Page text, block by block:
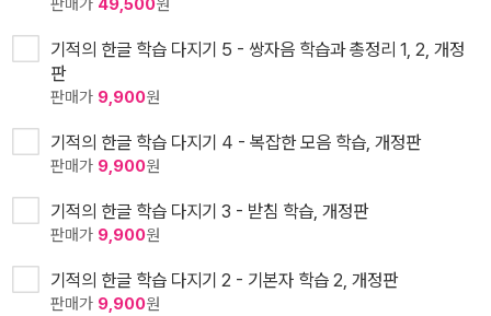
판매가 49,500원
기적의 한글 학습 다지기 5 - 쌍자음 학습과 총정리 1, 2, 개정
판
판매가 9,900원
기적의 한글 학습 다지기 4 - 복잡한 모음 학습, 개정판
판매가 9,900원
기적의 한글 학습 다지기 3 - 받침 학습, 개정판
판매가 9,900원
기적의 한글 학습 다지기 2 - 기본자 학습 2, 개정판
판매가 9,900원